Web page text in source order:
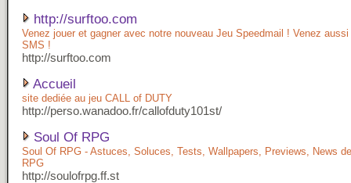
http://surftoo.com
Venez jouer et gagner avec notre nouveau Jeu Speedmail ! Venez
SMS !
http://surftoo.com
Accueil
site dediée au jeu CALL of DUTY
http://perso.wanadoo.fr/callofduty101st/
Soul Of RPG
Soul Of RPG - Astuces, Soluces, Tests, Wallpapers, Previews, News
RPG
http://soulofrpg.ff.st